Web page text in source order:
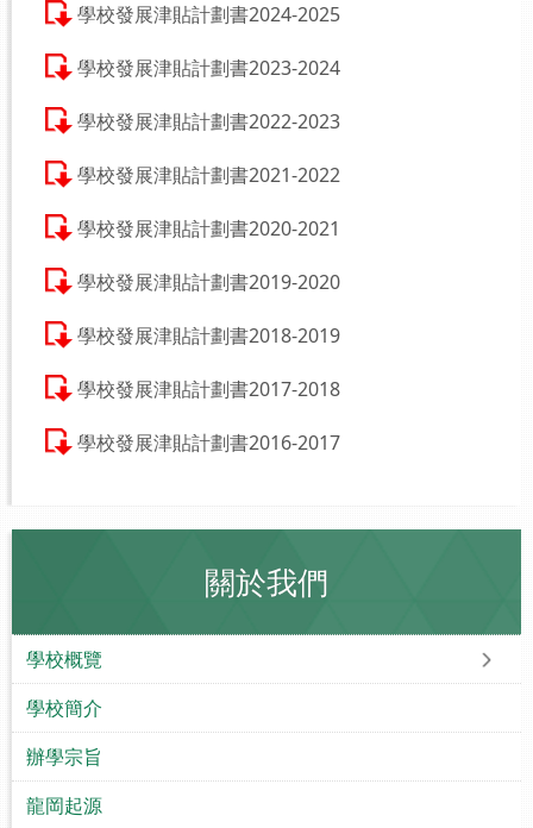
學校發展津貼計劃書2024-2025
學校發展津貼計劃書2023-2024
學校發展津貼計劃書2022-2023
學校發展津貼計劃書2021-2022
學校發展津貼計劃書2020-2021
學校發展津貼計劃書2019-2020
學校發展津貼計劃書2018-2019
學校發展津貼計劃書2017-2018
學校發展津貼計劃書2016-2017
關於我們
學校概覽
學校簡介
辦學宗旨
龍岡起源